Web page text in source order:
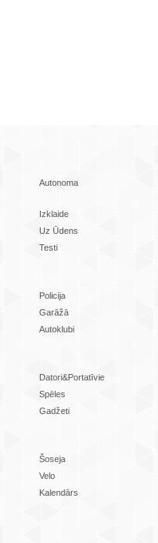
Autonoma
Izklaide
Uz Ūdens
Testi
Policija
Garāžā
Autoklubi
Datori&Portatīvie
Spēles
Gadžeti
Šoseja
Velo
Kalendārs